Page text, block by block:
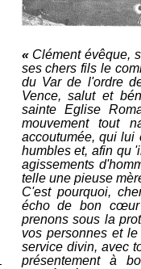
« Clément évêque,
ses chers fils le
du Var de l'ordre
Vence, salut et
sainte Eglise
mouvement tout
accoutumée, qui lui
humbles et, afin qu
agissements
telle une pieuse
C'est pourquoi,
écho de bon cœur
prenons sous la
vos personnes et
service divin, avec
présentement à